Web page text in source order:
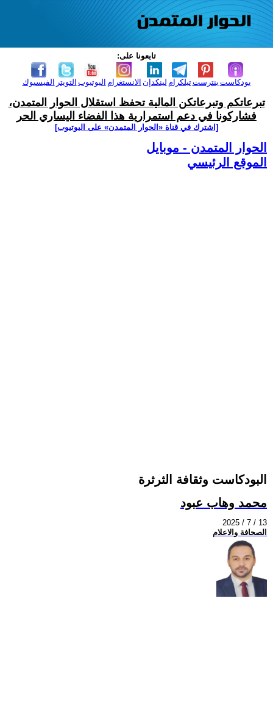
تابعونا على:
الفيسبوك التويتر اليوتيوب الانستغرام لينكدإن تيلكرامبنترست بودكاست
تبرعاتكم وتبرعاتكن المالية تحفظ استقلال الحوار المتمدن،
فشاركونا في دعم استمرارية هذا الفضاء اليساري الحر
[اشترك في قناة ‫«الحوار المتمدن» على اليوتيوب]
الحوار المتمدن - موبايل
الموقع الرئيسي
البودكاست وثقافة الثرثرة
محمد وهاب عبود
2025 / 7 / 13
الصحافة والاعلام